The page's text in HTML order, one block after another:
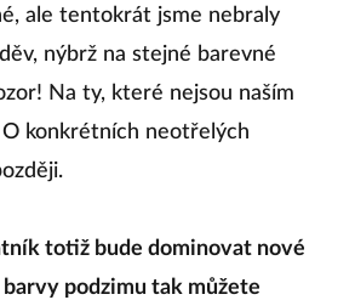
ve čtvrtém díle? Budete
ale tentokrát jsme nebraly
nýbrž na stejné barevné
Na ty, které nejsou naším
konkrétních neotřelých
totiž bude dominovat nové